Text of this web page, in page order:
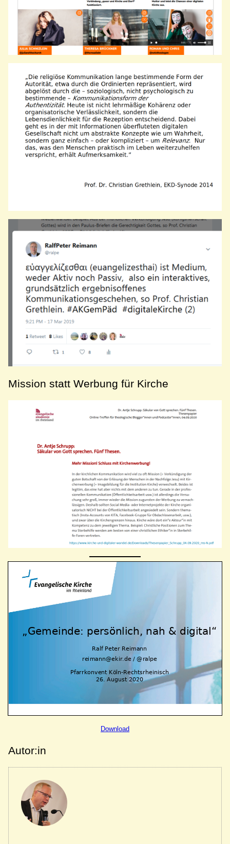
Mission statt Werbung für Kirche
Download
Autor:in